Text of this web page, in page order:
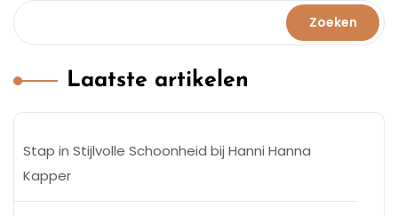
Zoeken
Laatste artikelen
Stap in Stijlvolle Schoonheid bij Hanni Hanna
Kapper